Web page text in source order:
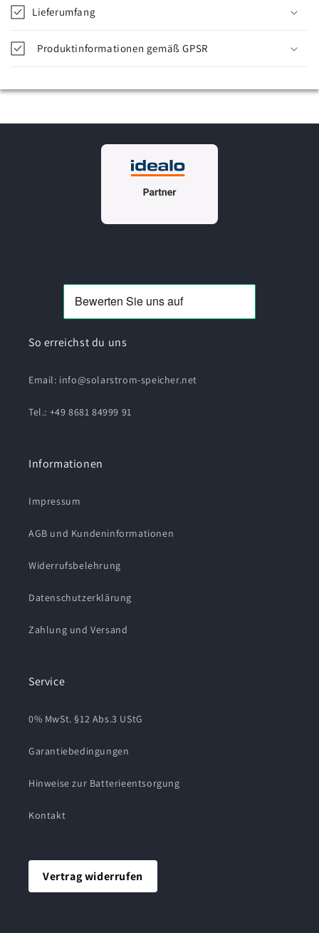
Lieferumfang
Produktinformationen gemäß GPSR
So erreichst du uns
Email: info@solarstrom-speicher.net
Tel.: +49 8681 84999 91
Informationen
Impressum
AGB und Kundeninformationen
Widerrufsbelehrung
Datenschutzerklärung
Zahlung und Versand
Service
0% MwSt. §12 Abs.3 UStG
Garantiebedingungen
Hinweise zur Batterieentsorgung
Kontakt
Vertrag widerrufen